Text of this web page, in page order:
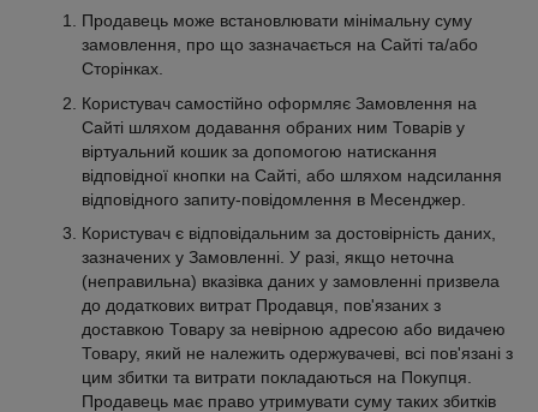
Продавець може встановлювати мінімальну суму
замовлення, про що зазначається на Сайті та/або
Сторінках.
Користувач самостійно оформляє Замовлення на
Сайті шляхом додавання обраних ним Товарів у
віртуальний кошик за допомогою натискання
відповідної кнопки на Сайті, або шляхом надсилання
відповідного запиту-повідомлення в Месенджер.
Користувач є відповідальним за достовірність даних,
зазначених у Замовленні. У разі, якщо неточна
(неправильна) вказівка даних у замовленні призвела
до додаткових витрат Продавця, пов'язаних з
доставкою Товару за невірною адресою або видачею
Товару, який не належить одержувачеві, всі пов'язані з
цим збитки та витрати покладаються на Покупця.
Продавець має право утримувати суму таких збитків